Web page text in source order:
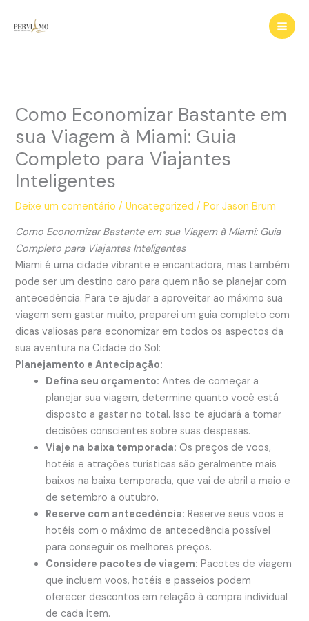
para
Como Economizar Bastante em
sua Viagem à Miami: Guia
Completo para Viajantes
Inteligentes
Deixe um comentário /Uncategorized / PorJason Brum
Como Economizar Bastante em sua Viagem à Miami: Guia
Completo para Viajantes Inteligentes
Miami é uma cidade vibrante e encantadora, mas também
pode ser um destino caro para quem não se planejar com
antecedência. Para te ajudar a aproveitar ao máximo sua
viagem sem gastar muito, preparei um guia completo com
dicas valiosas para economizar em todos os aspectos da
sua aventura na Cidade do Sol:
Planejamento e Antecipação:
Defina seu orçamento: Antes de começar a
planejar sua viagem, determine quanto você está
disposto a gastar no total. Isso te ajudará a tomar
decisões conscientes sobre suas despesas.
Viaje na baixa temporada: Os preços de voos,
hotéis e atrações turísticas são geralmente mais
baixos na baixa temporada, que vai de abril a maio e
de setembro a outubro.
Reserve com antecedência: Reserve seus voos e
hotéis com o máximo de antecedência possível
para conseguir os melhores preços.
Considere pacotes de viagem: Pacotes de viagem
que incluem voos, hotéis e passeios podem
oferecer descontos em relação à compra individual
de cada item.